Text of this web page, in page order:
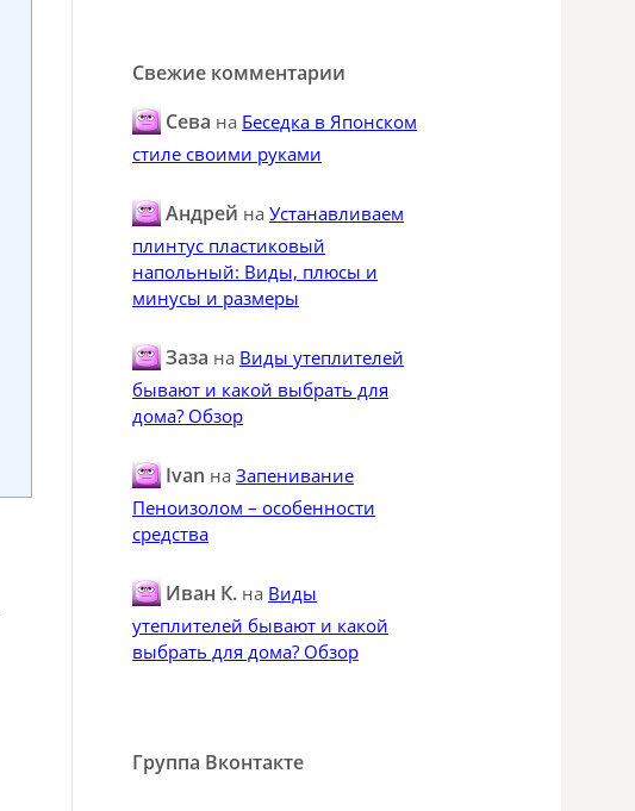
Свежие комментарии
Сева на Беседка в Японском
стиле своими руками
Андрей на Устанавливаем
плинтус пластиковый
напольный: Виды, плюсы и
минусы и размеры
Заза на Виды утеплителей
бывают и какой выбрать для
дома? Обзор
Ivan на Запенивание
Пеноизолом – особенности
средства
Иван К. на Виды
утеплителей бывают и какой
выбрать для дома? Обзор
Группа Вконтакте